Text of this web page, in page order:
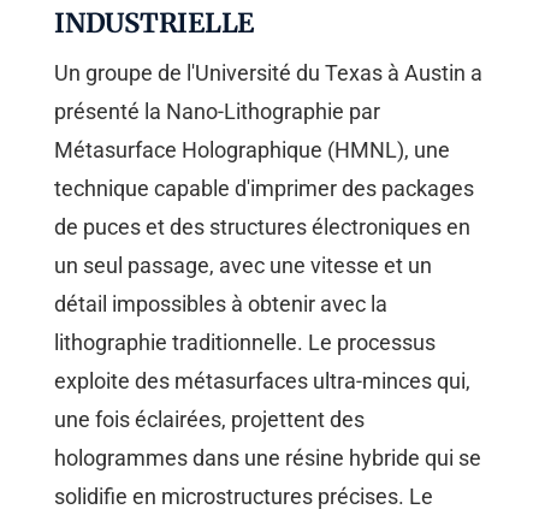
INDUSTRIELLE
Un groupe de l'Université du Texas à Austin a
présenté la Nano-Lithographie par
Métasurface Holographique (HMNL), une
technique capable d'imprimer des packages
de puces et des structures électroniques en
un seul passage, avec une vitesse et un
détail impossibles à obtenir avec la
lithographie traditionnelle. Le processus
exploite des métasurfaces ultra-minces qui,
une fois éclairées, projettent des
hologrammes dans une résine hybride qui se
solidifie en microstructures précises. Le